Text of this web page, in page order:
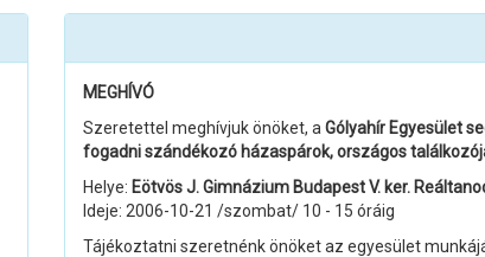
MEGHÍVÓ
Szeretettel meghívjuk önöket, a Gólyahír Egyesület
fogadni szándékozó házaspárok, országos
Helye: Eötvös J. Gimnázium Budapest V. ker.
Ideje: 2006-10-21 /szombat/ 10 - 15 óráig
Tájékoztatni szeretnénk önöket az egyesület